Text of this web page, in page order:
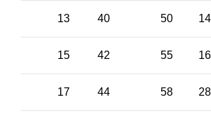
50
40
13
55
42
15
58
44
17